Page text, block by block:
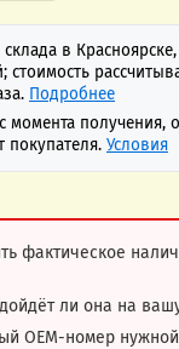
в
стоимость
Подробнее
момента получения,
покупателя. Условия
фактическое
ли она на
OEM-номер